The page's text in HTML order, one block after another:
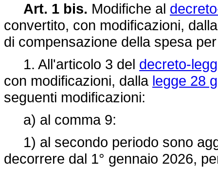
Art. 1 bis. Modifiche al
convertito, con modificazioni,
di compensazione della spesa
1. All'articolo 3 del decreto-
con modificazioni, dalla legge 28
seguenti modificazioni:
a) al comma 9:
1) al secondo periodo sono
decorrere dal 1° gennaio 2026,